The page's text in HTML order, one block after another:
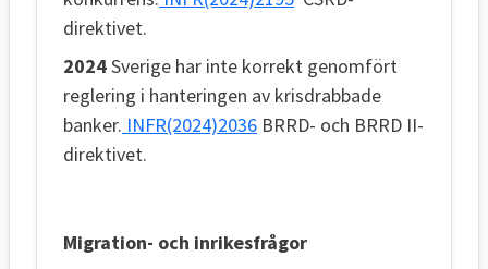
direktivet.
2024Sverige har inte korrekt genomfört
reglering i hanteringen av krisdrabbade
banker. INFR(2024)2036 BRRD- och BRRD II-
direktivet.
Migration- och inrikesfrågor